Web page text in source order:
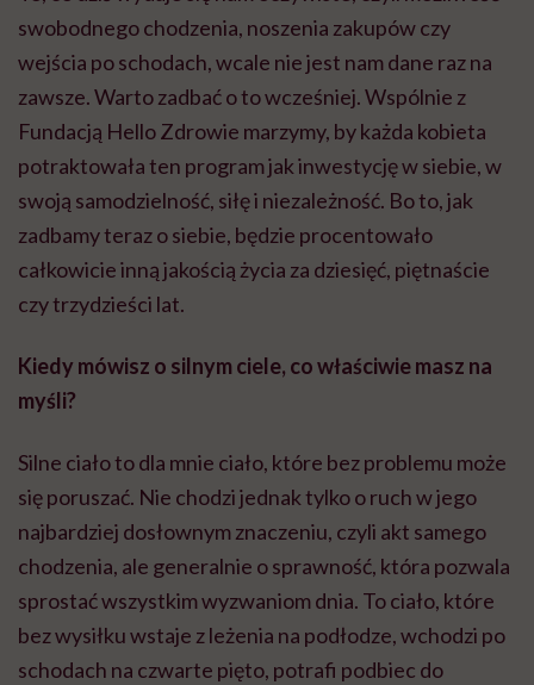
swobodnego chodzenia, noszenia zakupów czy
wejścia po schodach, wcale nie jest nam dane raz na
zawsze. Warto zadbać o to wcześniej. Wspólnie z
Fundacją Hello Zdrowie marzymy, by każda kobieta
potraktowała ten program jak inwestycję w siebie, w
swoją samodzielność, siłę i niezależność. Bo to, jak
zadbamy teraz o siebie, będzie procentowało
całkowicie inną jakością życia za dziesięć, piętnaście
czy trzydzieści lat.
Kiedy mówisz o silnym ciele, co właściwie masz na
myśli?
Silne ciało to dla mnie ciało, które bez problemu może
się poruszać. Nie chodzi jednak tylko o ruch w jego
najbardziej dosłownym znaczeniu, czyli akt samego
chodzenia, ale generalnie o sprawność, która pozwala
sprostać wszystkim wyzwaniom dnia. To ciało, które
bez wysiłku wstaje z leżenia na podłodze, wchodzi po
schodach na czwarte pięto, potrafi podbiec do